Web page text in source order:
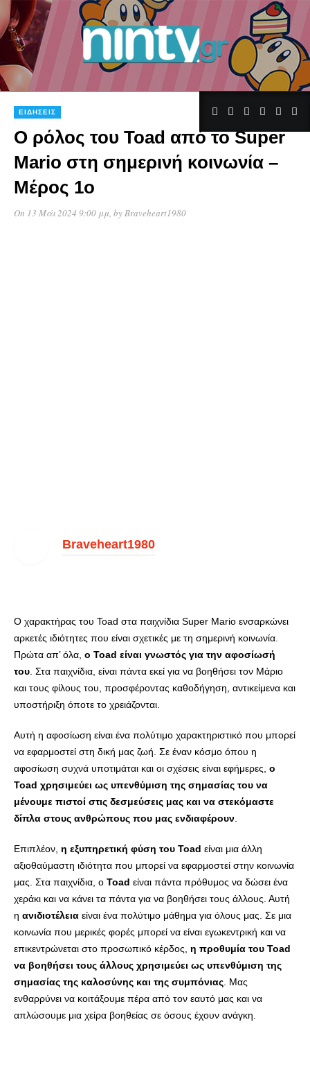
ΕΙΔΉΣΕΙΣ
Ο ρόλος του Toad από το Super
Mario στη σημερινή κοινωνία –
Μέρος 1ο
On 13 Μάι 2024 9:00 μμ, byBraveheart1980
Braveheart1980
Ο χαρακτήρας του Toad στα παιχνίδια Super Mario ενσαρκώνει
αρκετές ιδιότητες που είναι σχετικές με τη σημερινή κοινωνία.
Πρώτα απ’ όλα, ο Toad είναι γνωστός για την αφοσίωσή
του . Στα παιχνίδια, είναι πάντα εκεί για να βοηθήσει τον Μάριο
και τους φίλους του, προσφέροντας καθοδήγηση, αντικείμενα και
υποστήριξη όποτε το χρειάζονται.
Αυτή η αφοσίωση είναι ένα πολύτιμο χαρακτηριστικό που μπορεί
να εφαρμοστεί στη δική μας ζωή. Σε έναν κόσμο όπου η
αφοσίωση συχνά υποτιμάται και οι σχέσεις είναι εφήμερες, ο
Toad χρησιμεύει ως υπενθύμιση της σημασίας του να
μένουμε πιστοί στις δεσμεύσεις μας και να στεκόμαστε
δίπλα στους ανθρώπους που μας ενδιαφέρουν
Επιπλέον, η εξυπηρετική φύση του Toad είναι μια άλλη
αξιοθαύμαστη ιδιότητα που μπορεί να εφαρμοστεί στην κοινωνία
μας. Στα παιχνίδια, ο Toad είναι πάντα πρόθυμος να δώσει ένα
χεράκι και να κάνει τα πάντα για να βοηθήσει τους άλλους. Αυτή
η ανιδιοτέλεια είναι ένα πολύτιμο μάθημα για όλους μας. Σε μια
κοινωνία που μερικές φορές μπορεί να είναι εγωκεντρική και να
επικεντρώνεται στο προσωπικό κέρδος, η προθυμία του Toad
να βοηθήσει τους άλλους χρησιμεύει ως υπενθύμιση της
σημασίας της καλοσύνης και της συμπόνιας . Μας
ενθαρρύνει να κοιτάξουμε πέρα από τον εαυτό μας και να
απλώσουμε μια χείρα βοηθείας σε όσους έχουν ανάγκη.